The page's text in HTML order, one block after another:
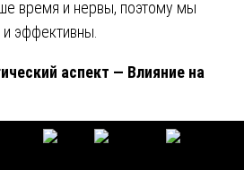
время и нервы, поэтому мы
эффективны.
аспект — Влияние на
разбирается в законах, он
физике и строительных нормах.